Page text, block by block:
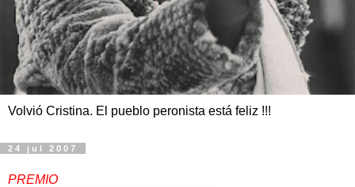
Volvió Cristina. El pueblo peronista está feliz !!!
24 jul 2007
PREMIO